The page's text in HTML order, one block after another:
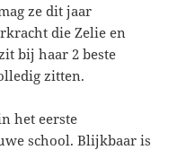
ze dit jaar
die Zelie en
bij haar 2 beste
zitten.
het eerste
school. Blijkbaar is